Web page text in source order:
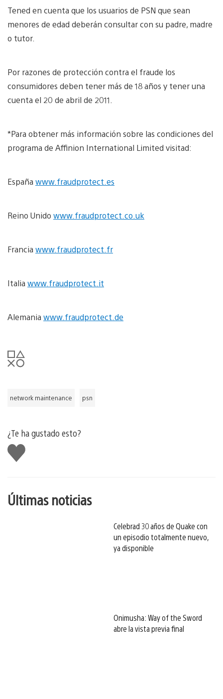
Tened en cuenta que los usuarios de PSN que sean
menores de edad deberán consultar con su padre, madre
o tutor.
Por razones de protección contra el fraude los
consumidores deben tener más de 18 años y tener una
cuenta el 20 de abril de 2011.
*Para obtener más información sobre las condiciones del
programa de Affinion International Limited visitad:
España www.fraudprotect.es
Reino Unido www.fraudprotect.co.uk
Francia www.fraudprotect.fr
Italia www.fraudprotect.it
Alemania www.fraudprotect.de
network maintenance psn
¿Te ha gustado esto?
Me
gusta
Últimas noticias
Celebrad 30 años de Quake con
un episodio totalmente nuevo,
ya disponible
Onimusha: Way of the Sword
abre la vista previa final